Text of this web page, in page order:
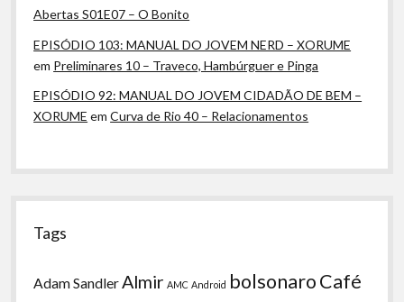
Abertas S01E07 – O Bonito
EPISÓDIO 103: MANUAL DO JOVEM NERD – XORUME
em Preliminares 10 – Traveco, Hambúrguer e Pinga
EPISÓDIO 92: MANUAL DO JOVEM CIDADÃO DE BEM –
XORUME emCurva de Rio 40 – Relacionamentos
Tags
Adam Sandler Almir AMC Android bolsonaroCafé